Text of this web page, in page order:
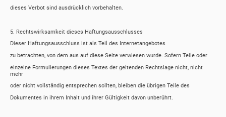
dieses Verbot sind ausdrücklich vorbehalten.
5. Rechtswirksamkeit dieses Haftungsausschlusses
Dieser Haftungsausschluss ist als Teil des Internetangebotes
zu betrachten, von dem aus auf diese Seite verwiesen wurde. Sofern Teile oder
einzelne Formulierungen dieses Textes der geltenden Rechtslage nicht, nicht
mehr
oder nicht vollständig entsprechen sollten, bleiben die übrigen Teile des
Dokumentes in ihrem Inhalt und ihrer Gültigkeit davon unberührt.